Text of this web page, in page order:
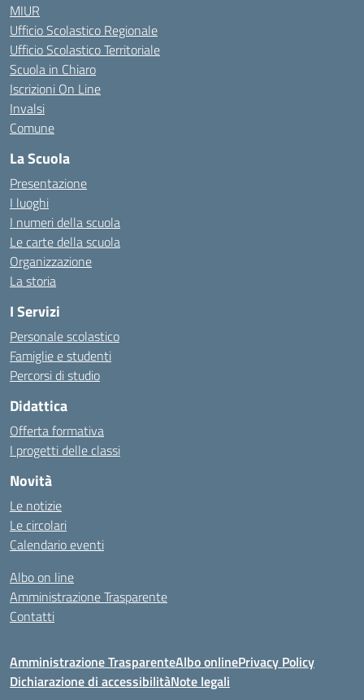
MIUR
Ufficio Scolastico Regionale
Ufficio Scolastico Territoriale
Scuola in Chiaro
Iscrizioni On Line
Invalsi
Comune
La Scuola
Presentazione
I luoghi
I numeri della scuola
Le carte della scuola
Organizzazione
La storia
I Servizi
Personale scolastico
Famiglie e studenti
Percorsi di studio
Didattica
Offerta formativa
I progetti delle classi
Novità
Le notizie
Le circolari
Calendario eventi
Albo on line
Amministrazione Trasparente
Contatti
Amministrazione TrasparenteAlbo onlinePrivacy Policy
Dichiarazione di accessibilitàNote legali